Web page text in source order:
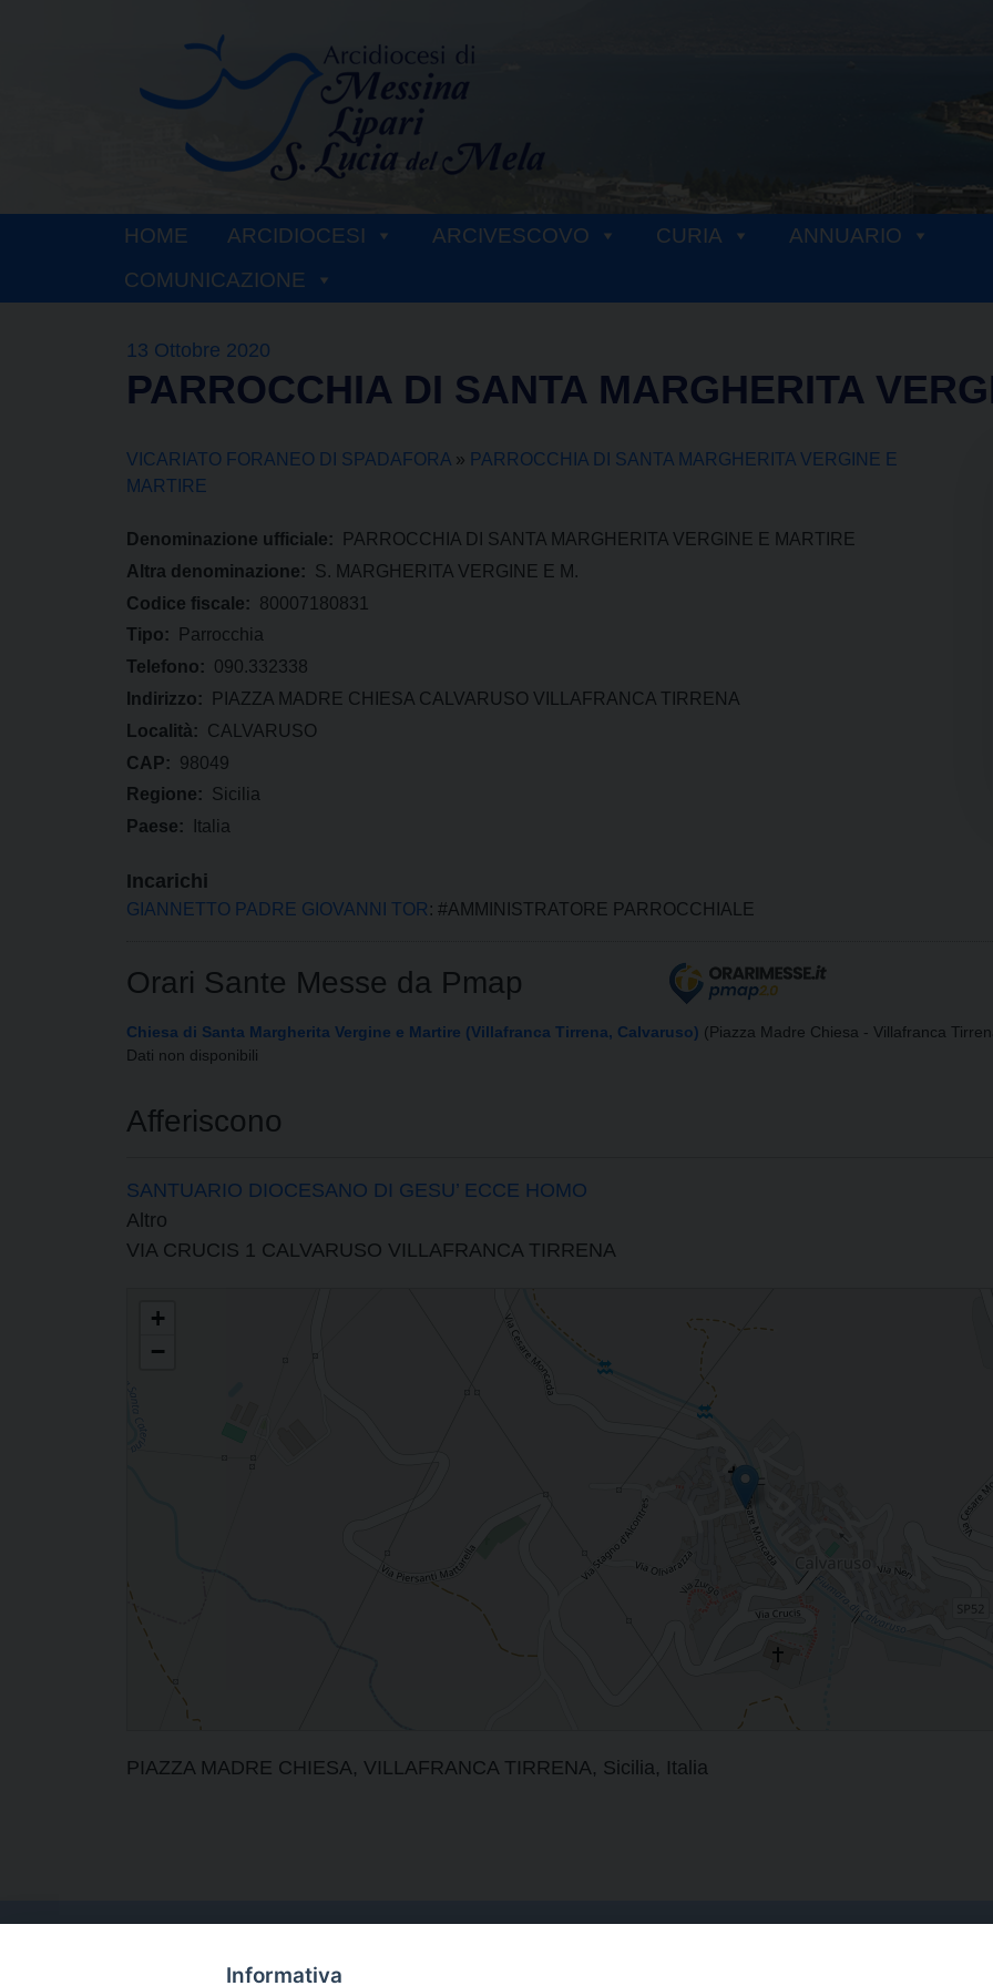
HOME ARCIDIOCESI ARCIVESCOVO CURIA
ANNUARIO
COMUNICAZIONE
13 Ottobre 2020
PARROCCHIA DI SANTA MARGHERITA
VICARIATO FORANEO DI SPADAFORA » PARROCCHIA DI SANTA MARGHERITA VERGINE E
MARTIRE
Denominazione ufficiale:
PARROCCHIA DI SANTA MARGHERITA VERGINE E MARTIRE
Altra denominazione: S. MARGHERITA VERGINE E M.
Codice fiscale: 80007180831
Tipo:
Parrocchia
Telefono: 090.332338
Indirizzo:
PIAZZA MADRE CHIESA CALVARUSO VILLAFRANCA TIRRENA
Località: CALVARUSO
CAP: 98049
Regione: Sicilia
Paese:
Italia
Incarichi
GIANNETTO PADRE GIOVANNI TOR : #AMMINISTRATORE PARROCCHIALE
Orari Sante Messe da Pmap
Chiesa di Santa Margherita Vergine e Martire (Villafranca Tirrena, Calvaruso) (Piazza Madre Chiesa - Villafranca
Dati non disponibili
Afferiscono
SANTUARIO DIOCESANO DI GESU’ ECCE HOMO
Altro
VIA CRUCIS 1 CALVARUSO VILLAFRANCA TIRRENA
+
−
PIAZZA MADRE CHIESA, VILLAFRANCA TIRRENA, Sicilia, Italia
Informativa